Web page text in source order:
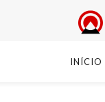
INÍCIO